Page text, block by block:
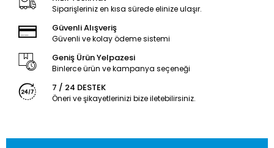
Siparişleriniz en kısa sürede elinize ulaşır.
Güvenli Alışveriş
Güvenli ve kolay ödeme sistemi
Geniş Ürün Yelpazesi
Binlerce ürün ve kampanya seçeneği
7 / 24 DESTEK
Öneri ve şikayetlerinizi bize iletebilirsiniz.